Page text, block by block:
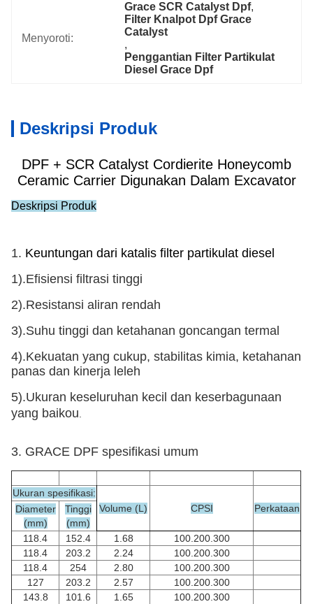
Menyoroti:
Grace SCR Catalyst Dpf,
Filter Knalpot Dpf Grace
Catalyst
,
Penggantian Filter Partikulat
Diesel Grace Dpf
Deskripsi Produk
DPF + SCR Catalyst Cordierite Honeycomb
Ceramic Carrier Digunakan Dalam Excavator
Deskripsi Produk
1. Keuntungan dari katalis filter partikulat diesel
1).Efisiensi filtrasi tinggi
2).Resistansi aliran rendah
3).Suhu tinggi dan ketahanan goncangan termal
4).Kekuatan yang cukup, stabilitas kimia, ketahanan
panas dan kinerja leleh
5).Ukuran keseluruhan kecil dan keserbagunaan
yang baikou
3. GRACE DPF spesifikasi umum
Ukuran spesifikasi:
Volume (L)
CPSI Perkataan
Diameter
(mm)
Tinggi
(mm)
118.4
152.4 1.68
100.200.300
118.4
203.2 2.24
100.200.300
118.4
254 2.80
100.200.300
127
203.2 2.57
100.200.300
143.8
101.6 1.65 100.200.300